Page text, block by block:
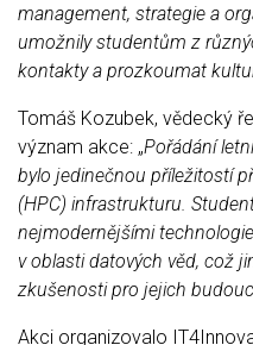
management, strategie a
umožnily studentům z
kontakty a prozkoumat
Tomáš Kozubek, vědecký
význam akce: „Pořádání
bylo jedinečnou příležitostí
(HPC) infrastrukturu.
nejmodernějšími
v oblasti datových věd, což
zkušenosti pro jejich
Akci organizovalo